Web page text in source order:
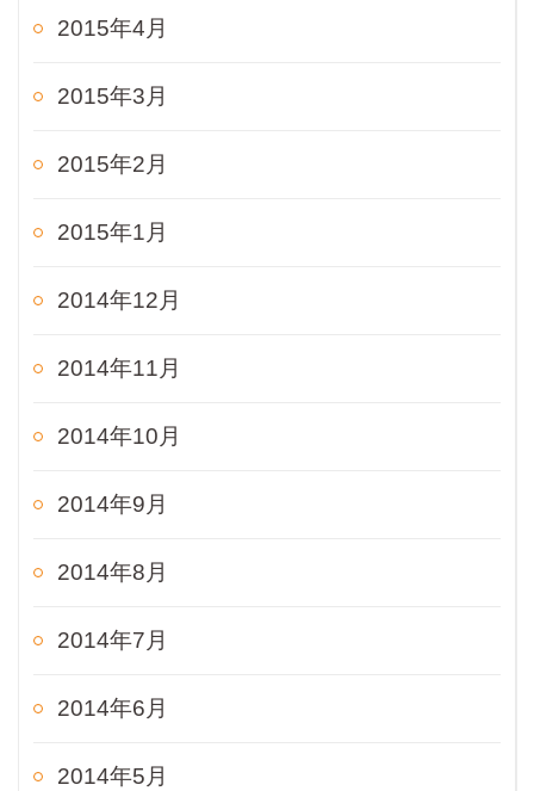
2015年4月
2015年3月
2015年2月
2015年1月
2014年12月
2014年11月
2014年10月
2014年9月
2014年8月
2014年7月
2014年6月
2014年5月